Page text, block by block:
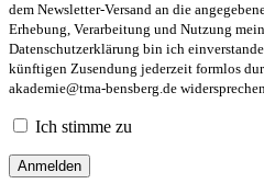
dem Newsletter-Versand an die
Erhebung, Verarbeitung und Nutzung
Datenschutzerklärung bin ich
künftigen Zusendung jederzeit formlos
akademie@tma-bensberg.de
Ich stimme zu